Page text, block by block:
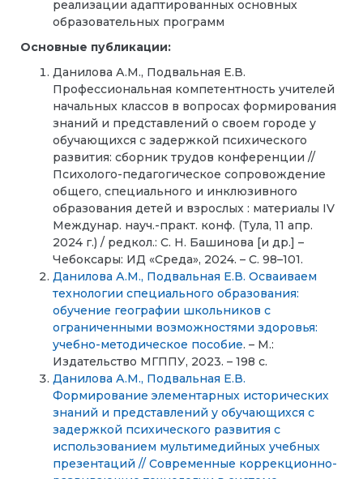
реализации адаптированных основных
образовательных программ
Основные публикации:
Данилова А.М., Подвальная Е.В.
Профессиональная компетентность учителей
начальных классов в вопросах формирования
знаний и представлений о своем городе у
обучающихся с задержкой психического
развития: сборник трудов конференции //
Психолого-педагогическое сопровождение
общего, специального и инклюзивного
образования детей и взрослых : материалы IV
Междунар. науч.-практ. конф. (Тула, 11 апр.
2024 г.) / редкол.: С. Н. Башинова [и др.] –
Чебоксары: ИД «Среда», 2024. – С. 98–101.
Данилова А.М., Подвальная Е.В. Осваиваем
технологии специального образования:
обучение географии школьников с
ограниченными возможностями здоровья:
учебно-методическое пособие. – М.:
Издательство МГППУ, 2023. – 198 с.
Данилова А.М., Подвальная Е.В.
Формирование элементарных исторических
знаний и представлений у обучающихся с
задержкой психического развития с
использованием мультимедийных учебных
презентаций // Современные коррекционно-